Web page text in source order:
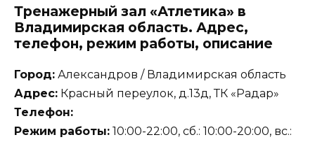
Тренажерный зал «Атлетика» в
Владимирская область. Адрес,
телефон, режим работы, описание
Город: Александров / Владимирская область
Адрес: Красный переулок, д.13д, ТК «Радар»
Телефон:
Режим работы: 10:00-22:00, сб.: 10:00-20:00, вс.: